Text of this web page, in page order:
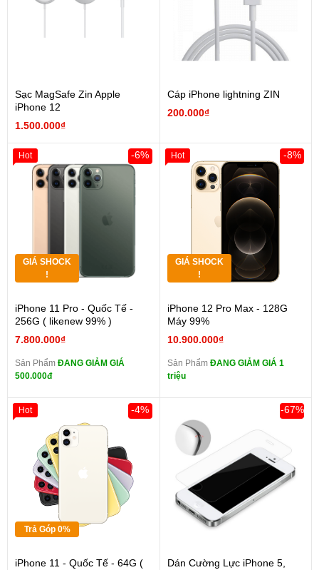
Sạc MagSafe Zin Apple
iPhone 12
1.500.000₫
Cáp iPhone lightning ZIN
200.000₫
GIÁ SHOCK
!
iPhone 11 Pro - Quốc Tế -
256G ( likenew 99% )
7.800.000₫
-6%
Sản Phẩm ĐANG GIẢM GIÁ
500.000đ
Hot
GIÁ SHOCK
!
iPhone 12 Pro Max - 128G
Máy 99%
10.900.000₫
-8%
Sản Phẩm ĐANG GIẢM GIÁ 1
triệu
Hot
Trả Góp 0%
iPhone 11 - Quốc Tế - 64G (
-4%
Hot
Dán Cường Lực iPhone 5,
-67%